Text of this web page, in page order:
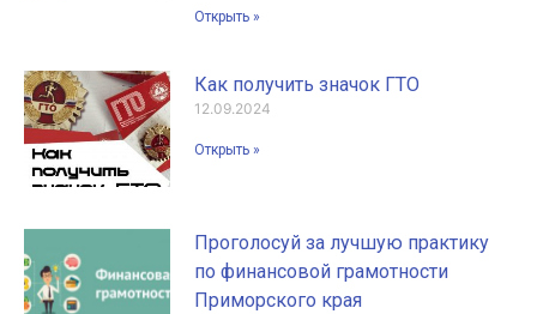
Открыть »
Как получить значок ГТО
12.09.2024
Открыть »
Проголосуй за лучшую практику
по финансовой грамотности
Приморского края